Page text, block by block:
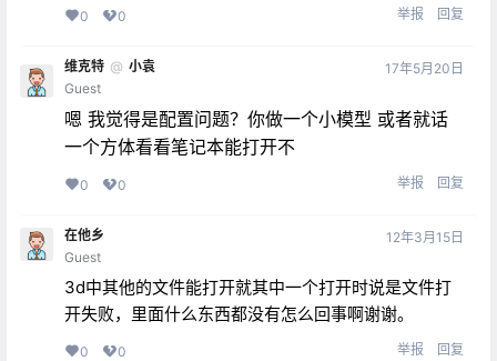
0 0 举报 回复
维克特 @ 小袁
Guest
17年5月20日
嗯 我觉得是配置问题？你做一个小模型 或者就话
一个方体看看笔记本能打开不
0 0 举报 回复
在他乡
Guest
12年3月15日
3d中其他的文件能打开就其中一个打开时说是文件打
开失败，里面什么东西都没有怎么回事啊谢谢。
0 0 举报 回复